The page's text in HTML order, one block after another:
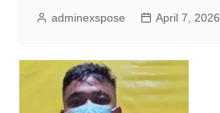
adminexspose April 7, 2026